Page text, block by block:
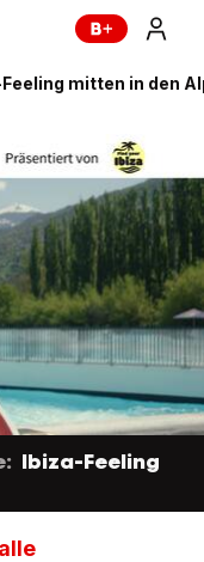
mitten in den
Ibiza-Feeling